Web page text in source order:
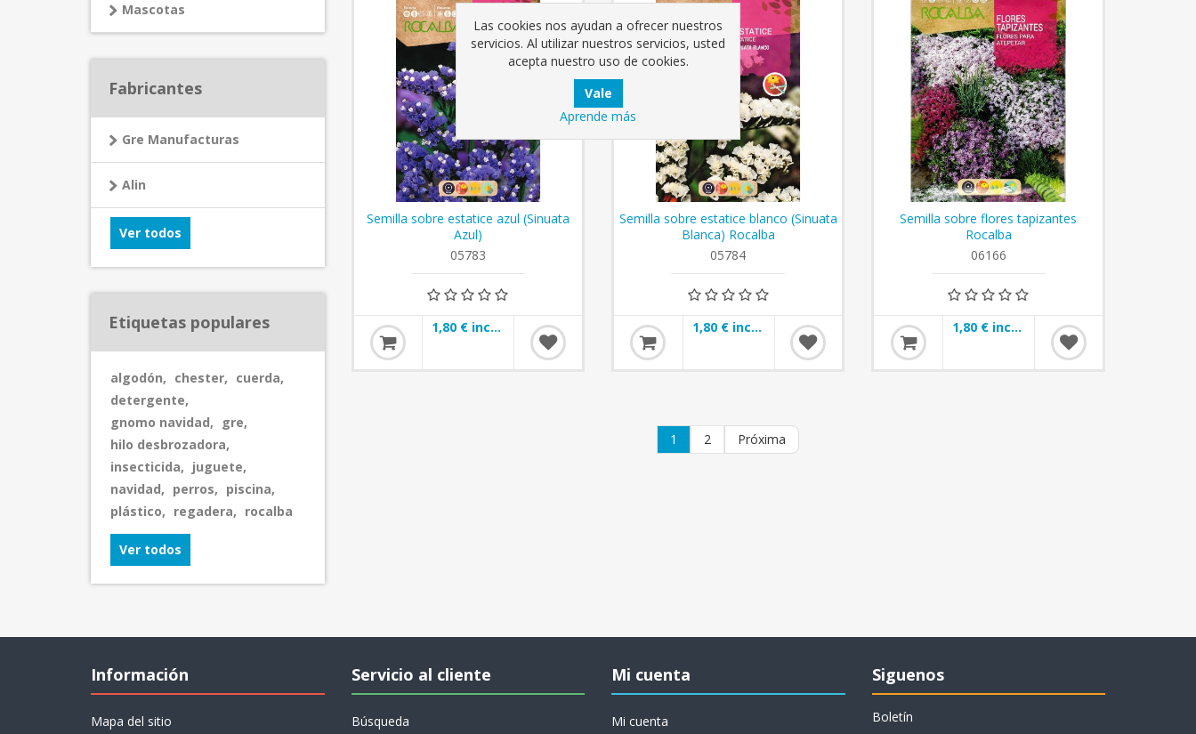
Semilla sobre estatice azul (Sinuata
Azul)
05783
1,80 € incl impuestos
Semilla sobre estatice blanco (Sinuata
Blanca) Rocalba
05784
1,80 € incl impuestos
Semilla sobre flores tapizantes
Rocalba
06166
1,80 € incl impuestos
1 2 Próxima
Mascotas
Fabricantes
Gre Manufacturas
Alin
Ver todos
Etiquetas populares
algodón, chester, cuerda,
detergente,
gnomo navidad, gre,
hilo desbrozadora,
insecticida, juguete,
navidad, perros, piscina,
plástico, regadera, rocalba
Ver todos
Información
Mapa del sitio
Servicio al cliente
Búsqueda
Mi cuenta
Mi cuenta
Siguenos
Boletín
Las cookies nos ayudan a ofrecer nuestros
servicios. Al utilizar nuestros servicios, usted
acepta nuestro uso de cookies.
Aprende más